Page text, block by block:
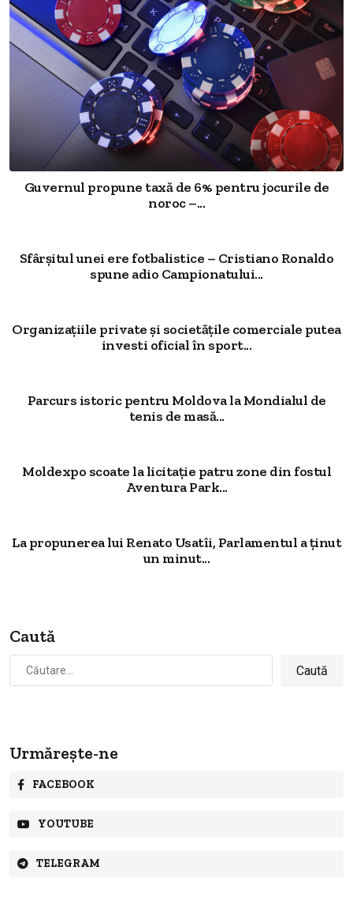
Guvernul propune taxă de 6% pentru jocurile de
noroc –...
Sfârșitul unei ere fotbalistice – Cristiano Ronaldo
spune adio Campionatului...
Organizațiile private și societățile comerciale putea
investi oficial în sport...
Parcurs istoric pentru Moldova la Mondialul de
tenis de masă...
Moldexpo scoate la licitație patru zone din fostul
Aventura Park...
La propunerea lui Renato Usatîi, Parlamentul a ținut
un minut...
Caută
după:
Urmărește-ne
FACEBOOK
YOUTUBE
TELEGRAM